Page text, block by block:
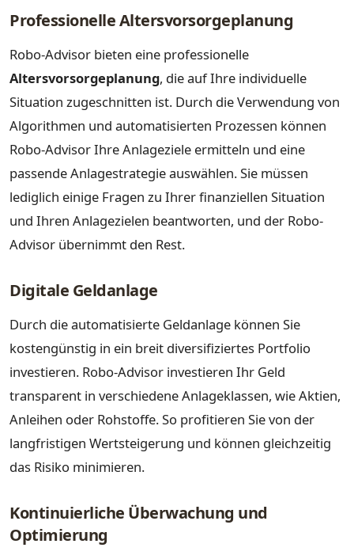
Professionelle Altersvorsorgeplanung
Robo-Advisor bieten eine professionelle
Altersvorsorgeplanung, die auf Ihre individuelle
Situation zugeschnitten ist. Durch die Verwendung von
Algorithmen und automatisierten Prozessen können
Robo-Advisor Ihre Anlageziele ermitteln und eine
passende Anlagestrategie auswählen. Sie müssen
lediglich einige Fragen zu Ihrer finanziellen Situation
und Ihren Anlagezielen beantworten, und der Robo-
Advisor übernimmt den Rest.
Digitale Geldanlage
Durch die automatisierte Geldanlage können Sie
kostengünstig in ein breit diversifiziertes Portfolio
investieren. Robo-Advisor investieren Ihr Geld
transparent in verschiedene Anlageklassen, wie Aktien,
Anleihen oder Rohstoffe. So profitieren Sie von der
langfristigen Wertsteigerung und können gleichzeitig
das Risiko minimieren.
Kontinuierliche Überwachung und
Optimierung